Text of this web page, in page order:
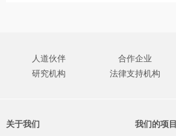
人道伙伴 合作企业
研究机构
法律支持机构
关于我们 我们的项目